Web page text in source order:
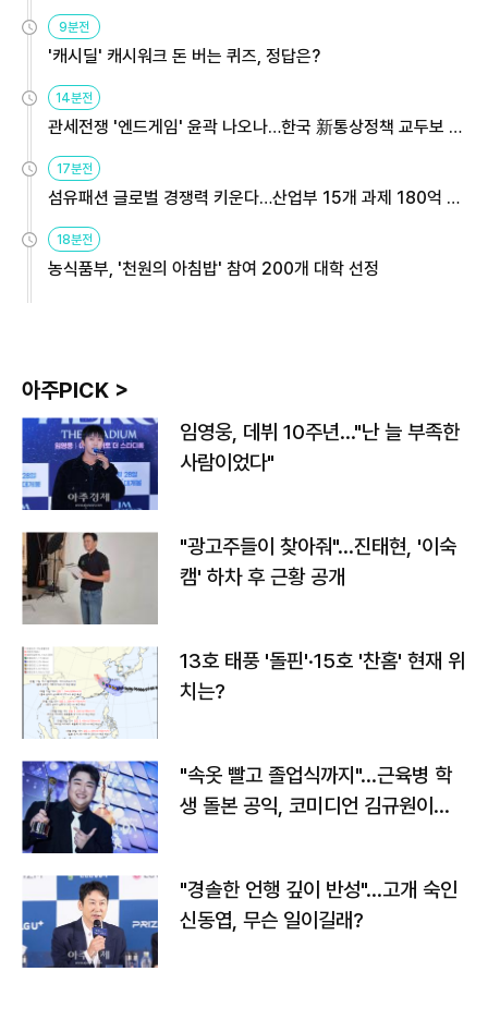
9분전
'캐시딜' 캐시워크 돈 버는 퀴즈, 정답은?
14분전
관세전쟁 '엔드게임' 윤곽 나오나…한국 新통상정책 교두보 활
용해야
17분전
섬유패션 글로벌 경쟁력 키운다…산업부 15개 과제 180억 지
원
18분전
농식품부, '천원의 아침밥' 참여 200개 대학 선정
아주PICK >
임영웅, 데뷔 10주년…"난 늘 부족한
사람이었다"
"광고주들이 찾아줘"…진태현, '이숙
캠' 하차 후 근황 공개
13호 태풍 '돌핀'·15호 '찬홈' 현재 위
치는?
"속옷 빨고 졸업식까지"…근육병 학
생 돌본 공익, 코미디언 김규원이었
"경솔한 언행 깊이 반성"…고개 숙인
신동엽, 무슨 일이길래?